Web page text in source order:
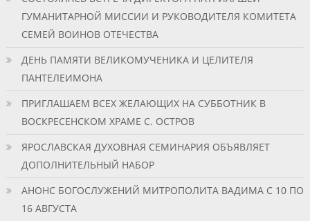
ГУМАНИТАРНОЙ МИССИИ И РУКОВОДИТЕЛЯ КОМИТЕТА
СЕМЕЙ ВОИНОВ ОТЕЧЕСТВА
ДЕНЬ ПАМЯТИ ВЕЛИКОМУЧЕНИКА И ЦЕЛИТЕЛЯ
ПАНТЕЛЕИМОНА
ПРИГЛАШАЕМ ВСЕХ ЖЕЛАЮЩИХ НА СУББОТНИК В
ВОСКРЕСЕНСКОМ ХРАМЕ С. ОСТРОВ
ЯРОСЛАВСКАЯ ДУХОВНАЯ СЕМИНАРИЯ ОБЪЯВЛЯЕТ
ДОПОЛНИТЕЛЬНЫЙ НАБОР
АНОНС БОГОСЛУЖЕНИЙ МИТРОПОЛИТА ВАДИМА С 10 ПО
16 АВГУСТА